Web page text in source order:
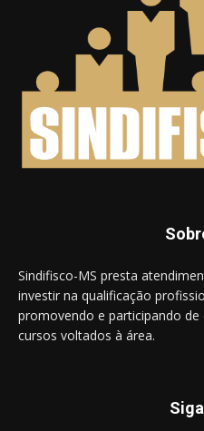
Sindifisco-MS presta
investir na qualificação
promovendo e participando
cursos voltados à área.